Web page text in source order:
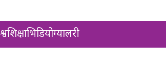
शिक्षाभिडियोग्यालरी